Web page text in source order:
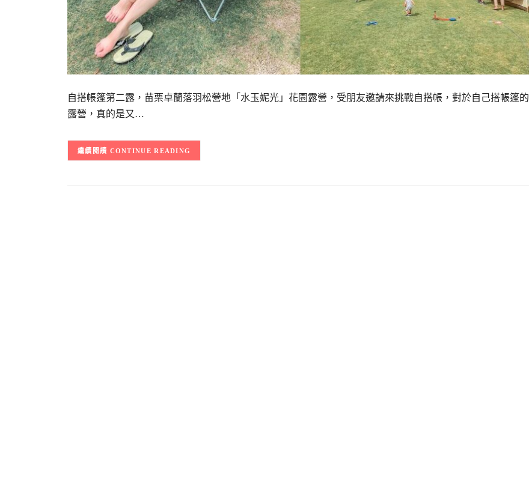
自搭帳篷第二露，苗栗卓蘭落羽松營地「水玉妮光」花園露營，受朋友邀請來挑戰自搭帳，對於自己搭帳篷的
露營，真的是又…
CONTINUE READING